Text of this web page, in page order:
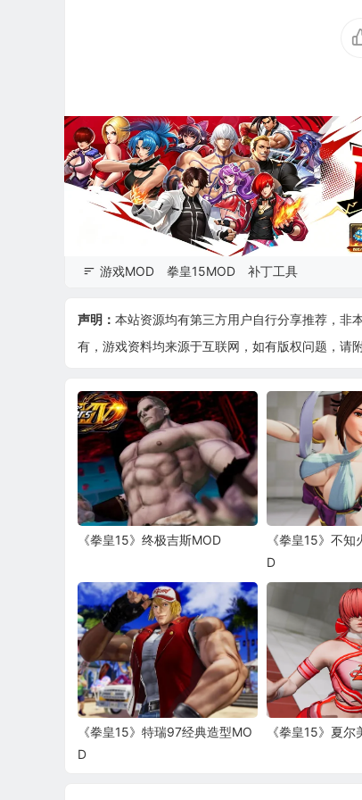
游戏MOD 拳皇15MOD 补丁工具
声明： 本站资源均有第三方用户自行分享推荐，非
有，游戏资料均来源于互联网，如有版权问题，
《拳皇15》终极吉斯MOD
《拳皇15》不
D
《拳皇15》特瑞97经典造型MO
D
《拳皇15》夏